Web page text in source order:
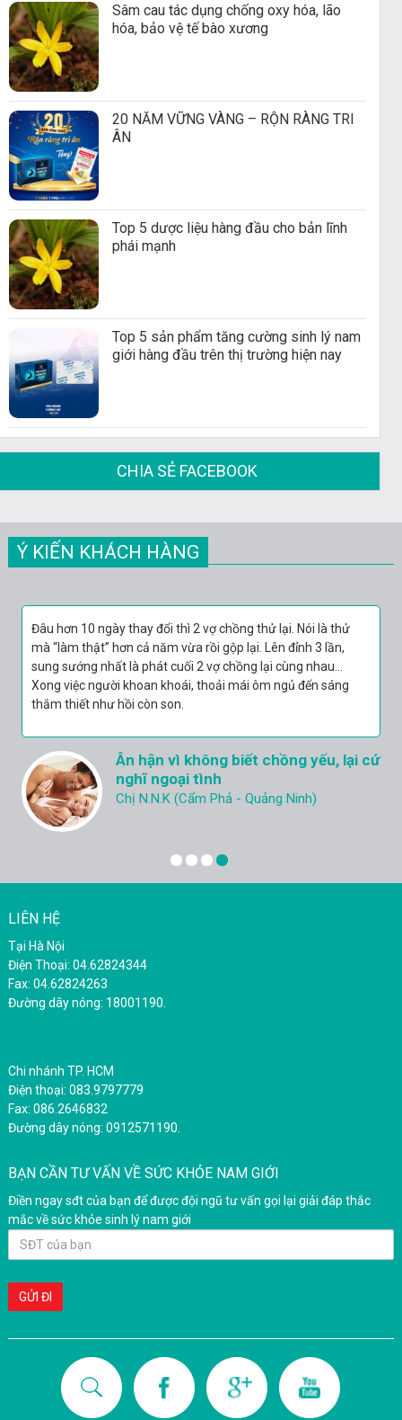
Sâm cau tác dụng chống oxy hóa, lão
hóa, bảo vệ tế bào xương
20 NĂM VỮNG VÀNG – RỘN RÀNG TRI
ÂN
Top 5 dược liệu hàng đầu cho bản lĩnh
phái mạnh
Top 5 sản phẩm tăng cường sinh lý nam
giới hàng đầu trên thị trường hiện nay
CHIA SẺ FACEBOOK
Ý KIẾN KHÁCH HÀNG
Đâu hơn 10 ngày thay đổi thì 2 vợ chồng thử lại. Nói là thử
mà “làm thật” hơn cả năm vừa rồi gộp lại. Lên đỉnh 3 lần,
sung sướng nhất là phát cuối 2 vợ chồng lại cùng nhau…
Xong việc người khoan khoái, thoải mái ôm ngủ đến sáng
thắm thiết như hồi còn son.
Ân hận vì không biết chồng yếu, lại cứ
nghĩ ngoại tình
Chị N.N.K (Cẩm Phả - Quảng Ninh)
LIÊN HỆ
Tại Hà Nội
Điện Thoại: 04.62824344
Fax: 04.62824263
Đường dây nóng: 18001190.
Chi nhánh TP. HCM
Điện thoại: 083.9797779
Fax: 086.2646832
Đường dây nóng: 0912571190.
BẠN CẦN TƯ VẤN VỀ SỨC KHỎE NAM GIỚI
Điền ngay sđt của bạn để được đội ngũ tư vấn gọi lại giải đáp thắc
mắc về sức khỏe sinh lý nam giới